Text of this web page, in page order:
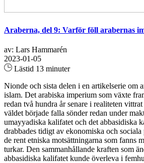
Araberna, del 9: Varför föll arabernas
av: Lars Hammarén
2023-01-05
Lästid 13 minuter
Nionde och sista delen i en artikelserie om
islam. Det arabiska imperium som växte
redan två hundra år senare i realiteten
väldet började falla sönder redan under
umayyadiska kalifatet och det abbasidiska
drabbades tidigt av ekonomiska och
de rent etniska motsättningarna som fanns
turkar. Den sammanhållande kraften som
abbasidiska kalifatet kunde överleva i